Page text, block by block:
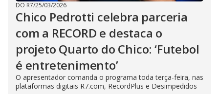
DO R7/25/03/2026
Chico Pedrotti celebra parceria
com a RECORD e destaca o
projeto Quarto do Chico: ‘Futebol
é entretenimento’
O apresentador comanda o programa toda terça-feira, nas
plataformas digitais R7.com, RecordPlus e Desimpedidos